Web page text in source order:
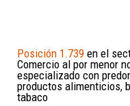
Posición 1.739 en el
Comercio al por menor
especializado con
productos alimenticios,
tabaco